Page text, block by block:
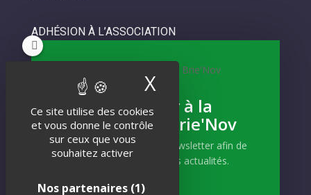
Ce site utilise des cookies
et vous donne le contrôle
sur ceux que vous
souhaitez activer
Nos partenaires (1)
X Masquer le
ADHÉSION À L’ASSOCIATION
Télécharger le bulletin d'Adhésion Brie'Nov
Adhérer ou renouveller votre adhésion en ligne !
NOUS CONTACTER
Formulaire de contact
S'abonner à la
Newsletter Brie'Nov
Abonnez-vous à notre newsletter afin de
recevoir nos dernières actualités.